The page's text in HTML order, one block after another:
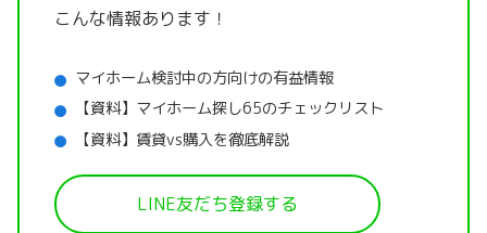
こんな情報あります！
マイホーム検討中の方向けの有益情報
【資料】マイホーム探し65のチェックリスト
【資料】賃貸vs購入を徹底解説
LINE友だち登録する